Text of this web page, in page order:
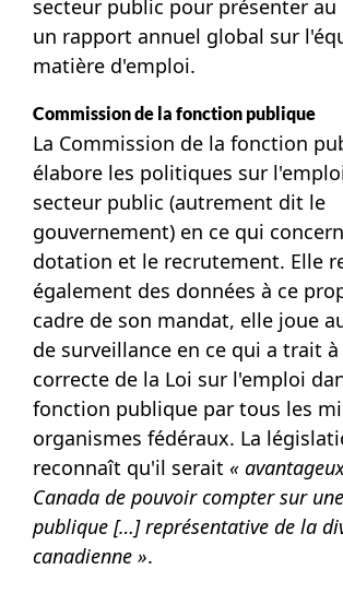
secteur public pour présenter au
un rapport annuel global sur
matière d'emploi.
Commission de la fonction publique
La Commission de la fonction
élabore les politiques sur
secteur public (autrement dit le
gouvernement) en ce qui
dotation et le recrutement. Elle
également des données à ce
cadre de son mandat, elle joue
de surveillance en ce qui a trait
correcte de la Loi sur l'emploi
fonction publique par tous les
organismes fédéraux. La
reconnaît qu'il serait «
Canada de pouvoir compter sur
publique […] représentative de la
canadienne ».